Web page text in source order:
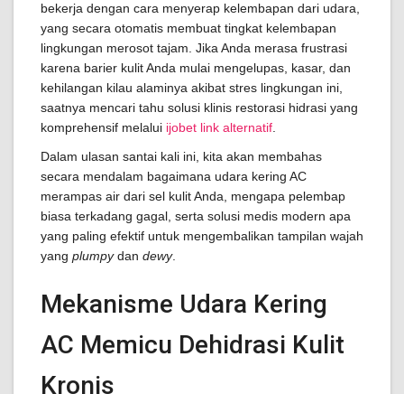
bekerja dengan cara menyerap kelembapan dari udara,
yang secara otomatis membuat tingkat kelembapan
lingkungan merosot tajam. Jika Anda merasa frustrasi
karena barier kulit Anda mulai mengelupas, kasar, dan
kehilangan kilau alaminya akibat stres lingkungan ini,
saatnya mencari tahu solusi klinis restorasi hidrasi yang
komprehensif melalui ijobet link alternatif
Dalam ulasan santai kali ini, kita akan membahas
secara mendalam bagaimana udara kering AC
merampas air dari sel kulit Anda, mengapa pelembap
biasa terkadang gagal, serta solusi medis modern apa
yang paling efektif untuk mengembalikan tampilan wajah
yang plumpydan dewy.
Mekanisme Udara Kering
AC Memicu Dehidrasi Kulit
Kronis